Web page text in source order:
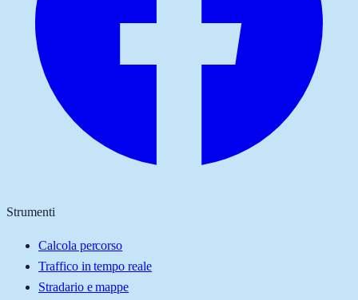
Strumenti
Calcola percorso
Traffico in tempo reale
Stradario e mappe